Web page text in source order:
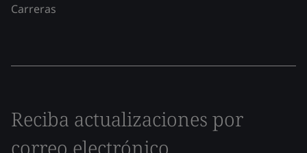
Carreras
Reciba actualizaciones por
correo electrónico